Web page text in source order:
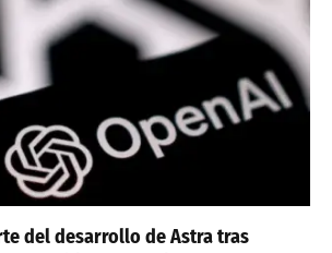
del desarrollo de Astra tras